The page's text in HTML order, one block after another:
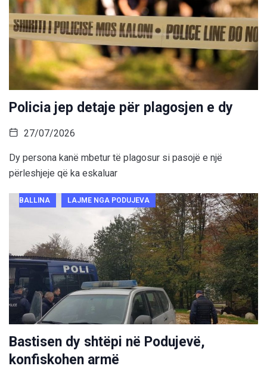
Policia jep detaje për plagosjen e dy
27/07/2026
Dy persona kanë mbetur të plagosur si pasojë e një
përleshjeje që ka eskaluar
BALLINA LAJME NGA PODUJEVA
Bastisen dy shtëpi në Podujevë,
konfiskohen armë